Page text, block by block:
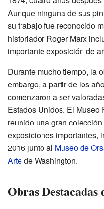
Aunque ninguna de sus
su trabajo fue reconocido
historiador Roger Marx
importante exposición de
Durante mucho tiempo, la
embargo, a partir de los
comenzaron a ser
Estados Unidos. El Museo
reunido una gran
exposiciones importantes,
2016 junto al Museo de
Artede Washington.
Obras Destacadas